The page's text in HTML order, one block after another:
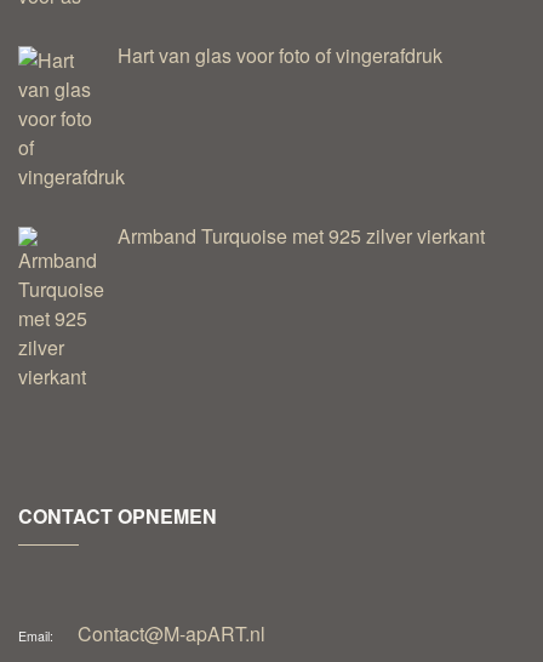
Hart van glas voor foto of vingerafdruk
Armband Turquoise met 925 zilver vierkant
CONTACT OPNEMEN
Email: Contact@M-apART.nl